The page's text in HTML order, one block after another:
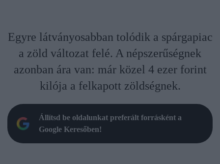
Egyre látványosabban tolódik a spárgapiac
a zöld változat felé. A népszerűségnek
azonban ára van: már közel 4 ezer forint
kilója a felkapott zöldségnek.
Állítsd be oldalunkat preferált forrásként a
Google Keresőben!